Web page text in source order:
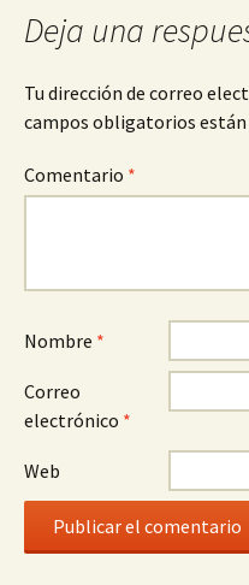
Deja una
Tu dirección de correo
campos obligatorios están
Comentario *
Nombre *
Correo
electrónico *
Web